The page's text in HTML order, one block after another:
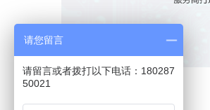
请您留言
请留言或者拨打以下电话：180287
50021